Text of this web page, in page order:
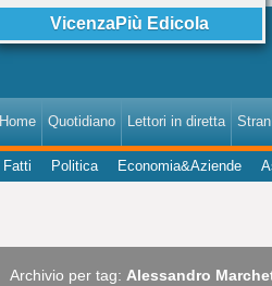
VicenzaPiù Edicola
Home Quotidiano Lettori in diretta
Fatti Politica Economia&Aziende
Archivio per tag: Alessandro